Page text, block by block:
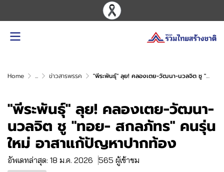
Home ... ข่าวสารพรรค "พีระพันธุ์" ลุย! คลองเตย-วัฒนา-นวลจิต ชู "ทอย- สกลภัทร" คนรุ่นใหม่ อาสาแก้ปัญหาปากท้อง
"พีระพันธุ์" ลุย! คลองเตย-วัฒนา-
นวลจิต ชู "ทอย- สกลภัทร" คนรุ่น
ใหม่ อาสาแก้ปัญหาปากท้อง
อัพเดทล่าสุด: 18 ม.ค. 2026 565 ผู้เข้าชม